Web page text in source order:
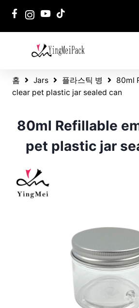
홈 Jars 플라스틱 병
80ml
clear pet plastic jar sealed can
80ml Refillable
pet plastic jar